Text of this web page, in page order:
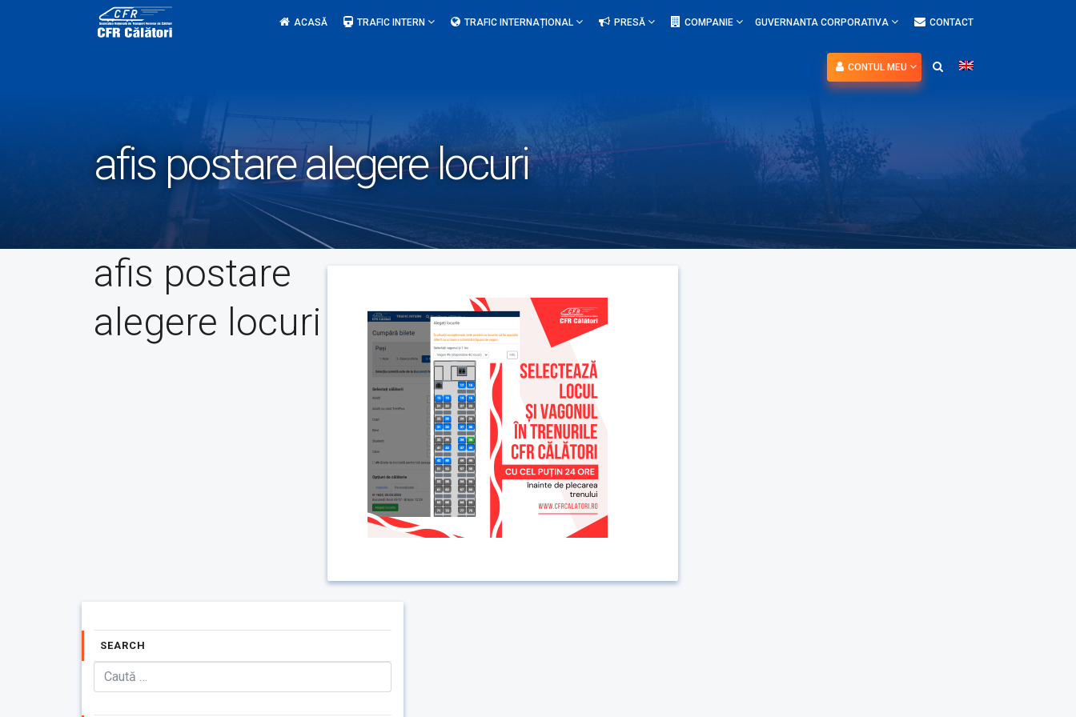
ACASĂ TRAFIC INTERN TRAFIC INTERNAȚIONAL PRESĂ COMPANIE GUVERNANTA CORPORATIVA CONTACT
CONTUL MEU
afis postare alegere locuri
afis postare
alegere locuri
SEARCH